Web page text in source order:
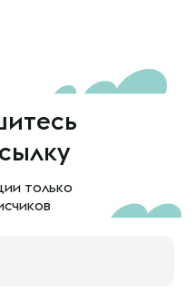
только